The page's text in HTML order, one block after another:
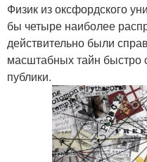
Физик из оксфордского
бы четыре наиболее
действительно были
масштабных тайн быстро
публики.